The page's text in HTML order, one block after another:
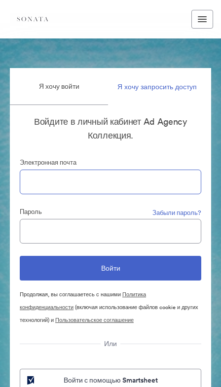
Я хочу войти Я хочу запросить доступ
Войдите в личный кабинет Ad Agency
Коллекция.
Электронная почта
Пароль Забыли пароль?
Продолжая, вы соглашаетесь с нашими Политика
конфиденциальности(включая использование файлов cookie и других
технологий) и Пользовательское соглашение
Или
Войти с помощью Smartsheet